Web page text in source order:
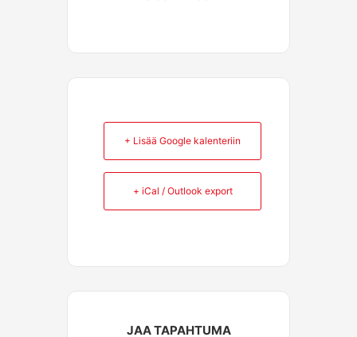
+ Lisää Google kalenteriin
+ iCal / Outlook export
JAA TAPAHTUMA